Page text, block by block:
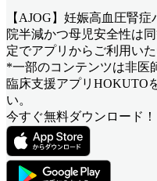
【AJOG】妊娠高血圧腎
院半減かつ母児安全性は
定でアプリからご利用いた
*一部のコンテンツは非医
臨床支援アプリHOKUTO
い。
今すぐ無料ダウンロード！